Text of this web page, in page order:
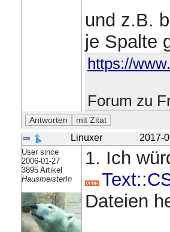
und z.B.
je Spalte
https://
Forum zu
Linuxer 2017-
User since
2006-01-27
3895 Artikel
HausmeisterIn
1. Ich
Dateien